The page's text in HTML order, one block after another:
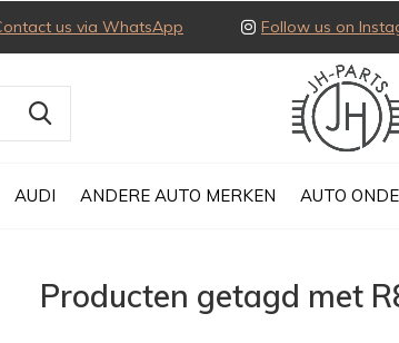
AUDI ANDERE AUTO MERKEN AUTO
us via WhatsApp Follow us on
Producten getagd met